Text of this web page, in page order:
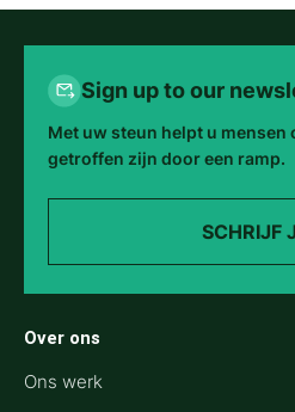
Sign up to our
Met uw steun helpt u mensen
getroffen zijn door een ramp.
SCHRIJF
Over ons
Ons werk